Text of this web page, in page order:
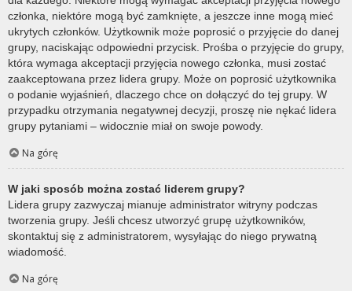
członka, niektóre mogą być zamknięte, a jeszcze inne mogą mieć
ukrytych członków. Użytkownik może poprosić o przyjęcie do danej
grupy, naciskając odpowiedni przycisk. Prośba o przyjęcie do grupy,
która wymaga akceptacji przyjęcia nowego członka, musi zostać
zaakceptowana przez lidera grupy. Może on poprosić użytkownika
o podanie wyjaśnień, dlaczego chce on dołączyć do tej grupy. W
przypadku otrzymania negatywnej decyzji, proszę nie nękać lidera
grupy pytaniami – widocznie miał on swoje powody.
Na górę
W jaki sposób można zostać liderem grupy?
Lidera grupy zazwyczaj mianuje administrator witryny podczas
tworzenia grupy. Jeśli chcesz utworzyć grupę użytkowników,
skontaktuj się z administratorem, wysyłając do niego prywatną
wiadomość.
Na górę